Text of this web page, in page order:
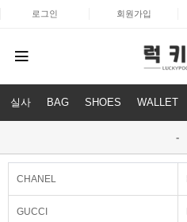
로그인 회원가입
실사 BAG SHOES WALLET
-
CHANEL
GUCCI